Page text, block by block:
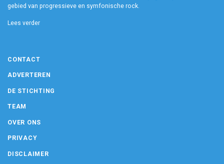
gebied van progressieve en symfonische rock.
Lees verder
CONTACT
ADVERTEREN
DE STICHTING
TEAM
OVER ONS
PRIVACY
DISCLAIMER